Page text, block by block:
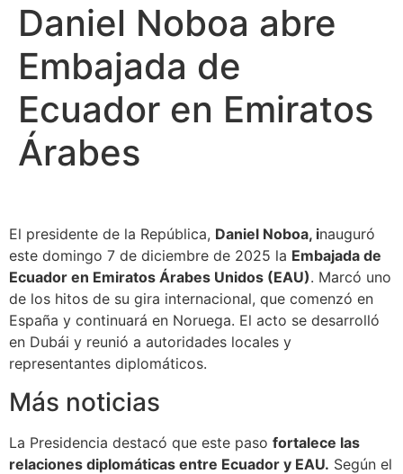
Daniel Noboa abre
Embajada de
Ecuador en Emiratos
Árabes
El presidente de la República, Daniel Noboa, inauguró
este domingo 7 de diciembre de 2025 la Embajada de
Ecuador en Emiratos Árabes Unidos (EAU). Marcó uno
de los hitos de su gira internacional, que comenzó en
España y continuará en Noruega. El acto se desarrolló
en Dubái y reunió a autoridades locales y
representantes diplomáticos.
Más noticias
La Presidencia destacó que este paso fortalece las
relaciones diplomáticas entre Ecuador y EAU. Según el